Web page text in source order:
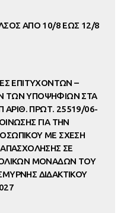
ΑΠΟ 10/8 ΕΩΣ 12/8
ΕΠΙΤΥΧΟΝΤΩΝ –
ΤΩΝ ΥΠΟΨΗΦΙΩΝ ΣΤΑ
ΑΡΙΘ. ΠΡΩΤ. 25519/06-
ΓΙΑ ΤΗΝ
ΜΕ ΣΧΕΣΗ
ΑΠΑΣΧΟΛΗΣΗΣ ΣΕ
ΜΟΝΑΔΩΝ ΤΟΥ
ΔΙΔΑΚΤΙΚΟΥ